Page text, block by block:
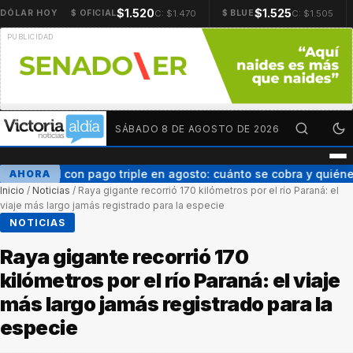
DÓLAR HOY $ OFICIAL$1.520C: $1.470 $ BLUE$1.525C: $1.505
SÁBADO 8 DE AGOSTO DE 2026
AHORAAUH con pago triple en agosto: cuánto se cobra y
Inicio / Noticias / Raya gigante recorrió 170 kilómetros por el río Paraná: el
viaje más largo jamás registrado para la especie
NOTICIAS
Raya gigante recorrió 170
kilómetros por el río Paraná: el viaje
más largo jamás registrado para la
especie